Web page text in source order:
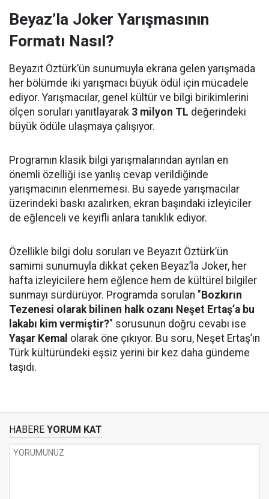
Beyaz’la Joker Yarışmasının
Formatı Nasıl?
Beyazıt Öztürk’ün sunumuyla ekrana gelen yarışmada
her bölümde iki yarışmacı büyük ödül için mücadele
ediyor. Yarışmacılar, genel kültür ve bilgi birikimlerini
ölçen soruları yanıtlayarak 3 milyon TL değerindeki
büyük ödüle ulaşmaya çalışıyor.
Programın klasik bilgi yarışmalarından ayrılan en
önemli özelliği ise yanlış cevap verildiğinde
yarışmacının elenmemesi. Bu sayede yarışmacılar
üzerindeki baskı azalırken, ekran başındaki izleyiciler
de eğlenceli ve keyifli anlara tanıklık ediyor.
Özellikle bilgi dolu soruları ve Beyazıt Öztürk’ün
samimi sunumuyla dikkat çeken Beyaz’la Joker, her
hafta izleyicilere hem eğlence hem de kültürel bilgiler
sunmayı sürdürüyor. Programda sorulan " Bozkırın
Tezenesi olarak bilinen halk ozanı Neşet Ertaş’a bu
lakabı kim vermiştir?" sorusunun doğru cevabı ise
Yaşar Kemal olarak öne çıkıyor. Bu soru, Neşet Ertaş’ın
Türk kültüründeki eşsiz yerini bir kez daha gündeme
taşıdı.
HABERE YORUM KAT